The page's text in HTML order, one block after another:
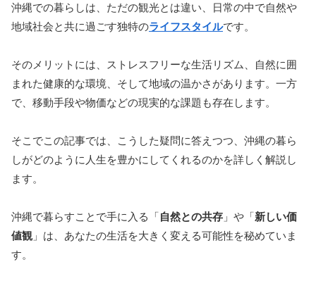
沖縄での暮らしは、ただの観光とは違い、日常の中で自然や
地域社会と共に過ごす独特のライフスタイルです。
そのメリットには、ストレスフリーな生活リズム、自然に囲
まれた健康的な環境、そして地域の温かさがあります。一方
で、移動手段や物価などの現実的な課題も存在します。
そこでこの記事では、こうした疑問に答えつつ、沖縄の暮ら
しがどのように人生を豊かにしてくれるのかを詳しく解説し
ます。
沖縄で暮らすことで手に入る「自然との共存 」や「新しい価
値観」は、あなたの生活を大きく変える可能性を秘めていま
す。